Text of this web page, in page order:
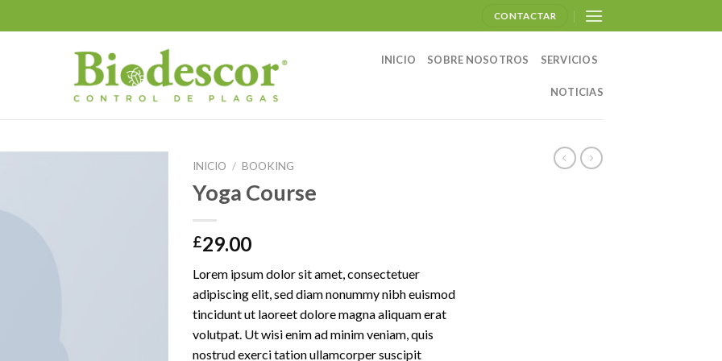
CONTACTAR
INICIO SOBRE NOSOTROS SERVICIOS
NOTICIAS
INICIO / BOOKING
Yoga Course
£29.00
Lorem ipsum dolor sit amet, consectetuer
adipiscing elit, sed diam nonummy nibh euismod
tincidunt ut laoreet dolore magna aliquam erat
volutpat. Ut wisi enim ad minim veniam, quis
nostrud exerci tation ullamcorper suscipit